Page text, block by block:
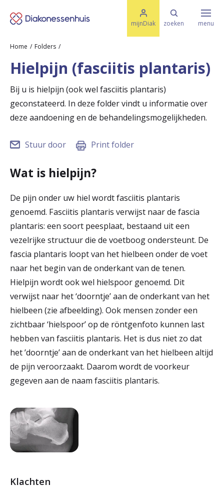
mijnDiak zoeken
M
e
l
u
e
menu
Ziektes & Aandoeningen
Spoed
Translate
Werken & Leren bij
Zorgverleners
Home Folders
Hielpijn (fasciitis plantaris)
Bij u is hielpijn (ook wel fasciitis plantaris)
geconstateerd. In deze folder vindt u informatie over
deze aandoening en de behandelingsmogelijkheden.
Stuur door Print folder
Wat is hielpijn?
De pijn onder uw hiel wordt fasciitis plantaris
genoemd. Fasciitis plantaris verwijst naar de fascia
plantaris: een soort peesplaat, bestaand uit een
vezelrijke structuur die de voetboog ondersteunt. De
fascia plantaris loopt van het hielbeen onder de voet
naar het begin van de onderkant van de tenen.
Hielpijn wordt ook wel hielspoor genoemd. Dit
verwijst naar het ‘doorntje’ aan de onderkant van het
hielbeen (zie afbeelding). Ook mensen zonder een
zichtbaar ‘hielspoor’ op de röntgenfoto kunnen last
hebben van fasciitis plantaris. Het is dus niet zo dat
het ’doorntje’ aan de onderkant van het hielbeen altijd
de pijn veroorzaakt. Daarom wordt de voorkeur
gegeven aan de naam fasciitis plantaris.
Klachten